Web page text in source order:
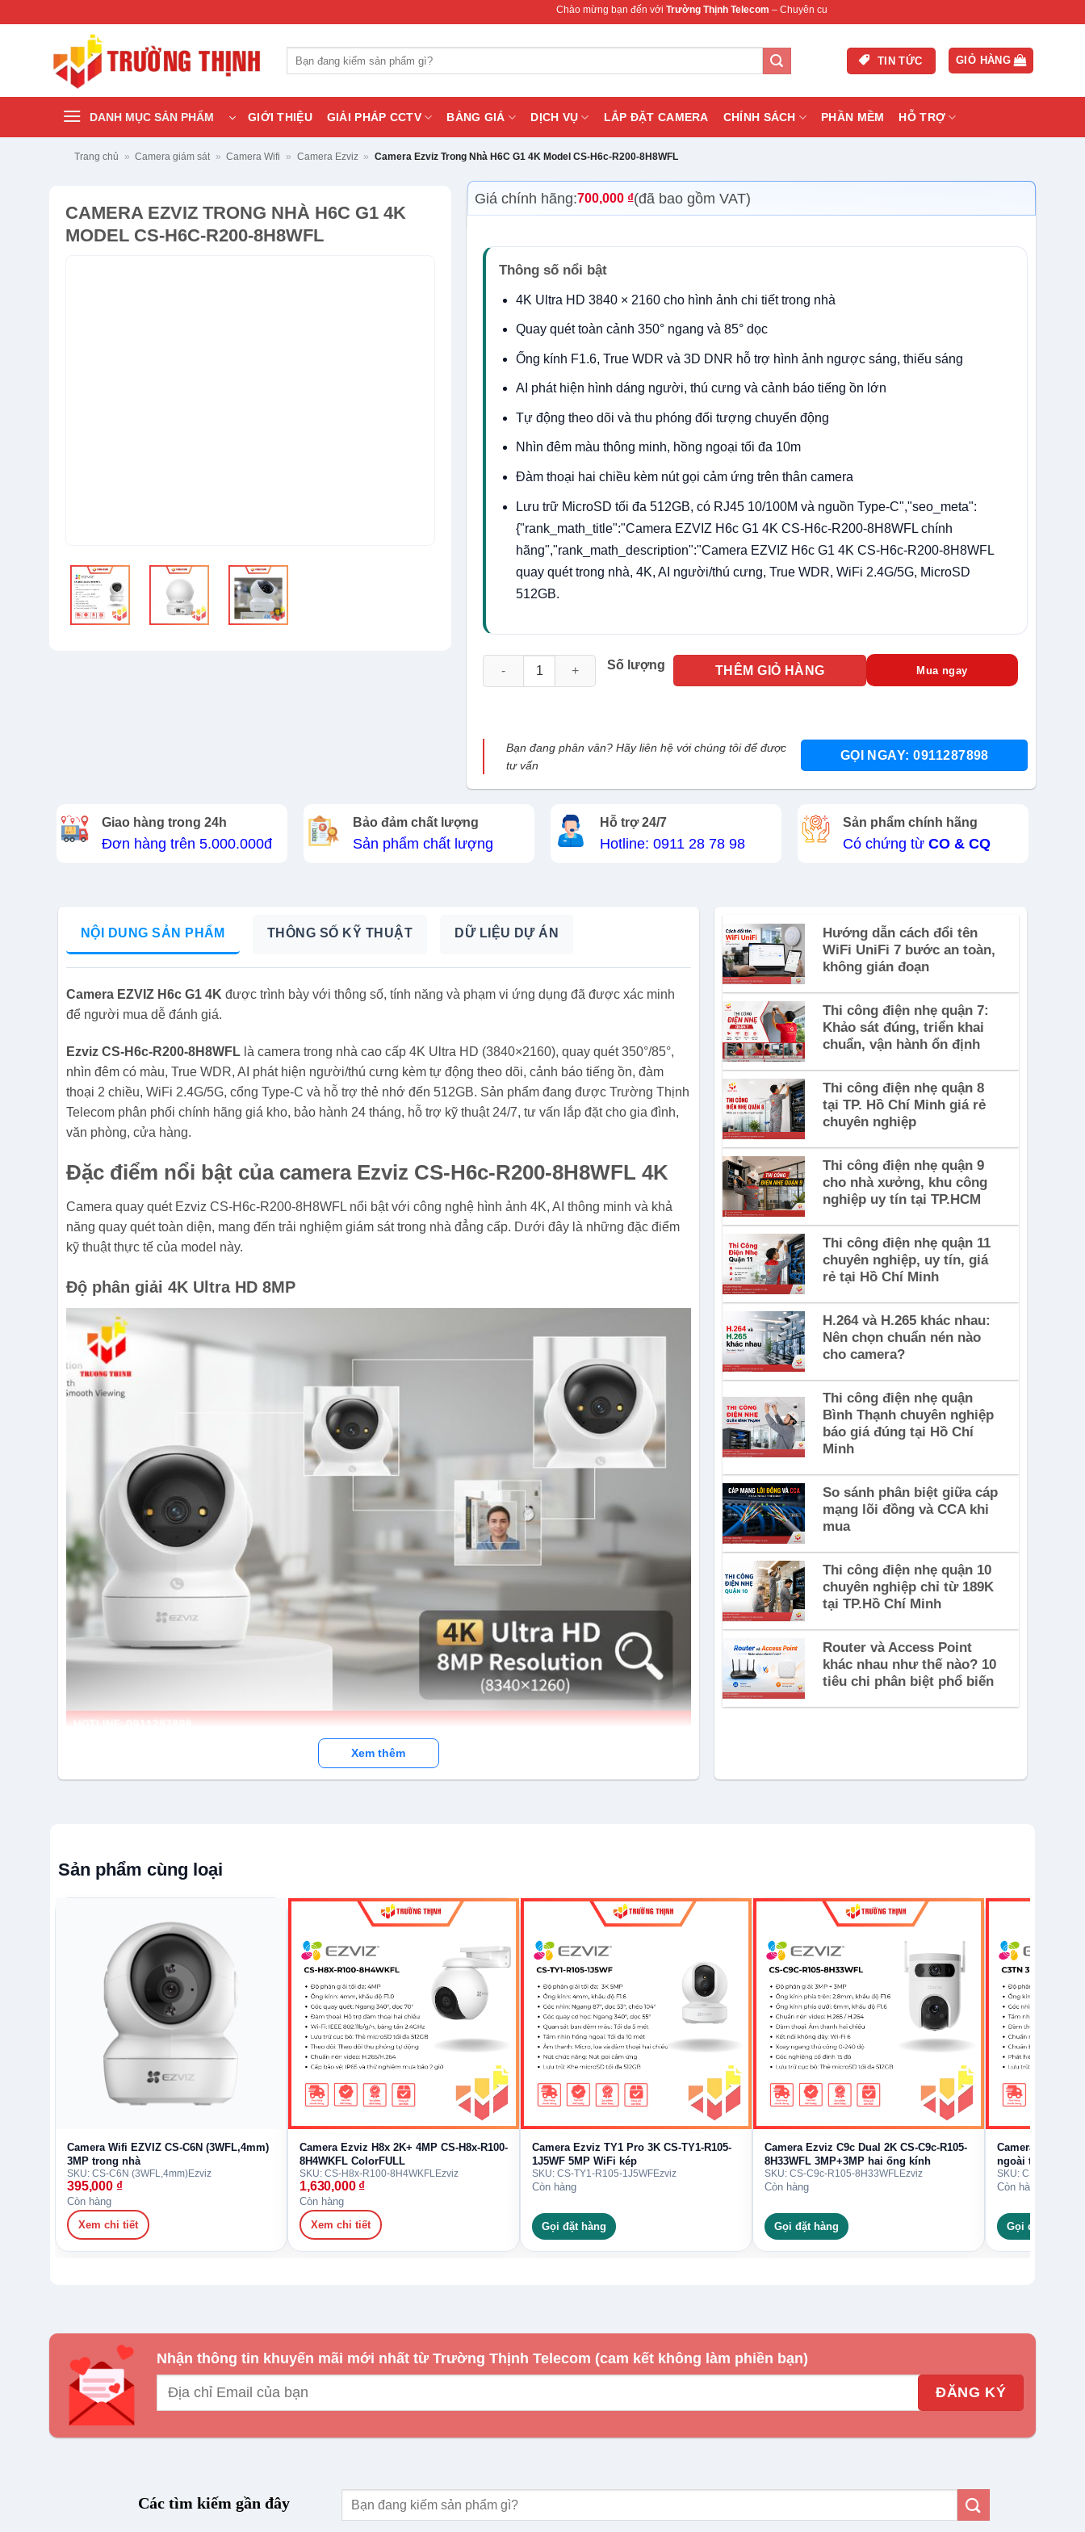
Chào mừng bạn đến vớiTrường Thịnh Telecom– Chuyên cung cấp thiết bị mạng & camera chính hãng, bảo hành , hỗ trợ nhanh.
kiếm:
TIN TỨC GIỎ HÀNG
DANH MỤC SẢN PHẨM GIỚI THIỆU GIẢI PHÁP CCTV BẢNG GIÁ DỊCH VỤ LẮP ĐẶT CAMERA CHÍNH SÁCH PHẦN MỀM HỖ TRỢ
Trang chủ » Camera giám sát » Camera Wifi » Camera Ezviz » Camera Ezviz Trong Nhà H6C G1 4K Model CS-H6c-R200-8H8WFL
CAMERA EZVIZ TRONG NHÀ H6C G1 4K
MODEL CS-H6C-R200-8H8WFL
Giá chính hãng:700,000 ₫(đã bao gồm VAT)
Thông số nổi bật
4K Ultra HD 3840 × 2160 cho hình ảnh chi tiết trong nhà
Quay quét toàn cảnh 350° ngang và 85° dọc
Ống kính F1.6, True WDR và 3D DNR hỗ trợ hình ảnh ngược sáng, thiếu sáng
AI phát hiện hình dáng người, thú cưng và cảnh báo tiếng ồn lớn
Tự động theo dõi và thu phóng đối tượng chuyển động
Nhìn đêm màu thông minh, hồng ngoại tối đa 10m
Đàm thoại hai chiều kèm nút gọi cảm ứng trên thân camera
Lưu trữ MicroSD tối đa 512GB, có RJ45 10/100M và nguồn Type-C","seo_meta":
{"rank_math_title":"Camera EZVIZ H6c G1 4K CS-H6c-R200-8H8WFL chính
hãng","rank_math_description":"Camera EZVIZ H6c G1 4K CS-H6c-R200-8H8WFL
quay quét trong nhà, 4K, AI người/thú cưng, True WDR, WiFi 2.4G/5G, MicroSD
512GB.
Số lượng
Camera Ezviz Trong Nhà H6C G1 4K Model CS-H6c-R200-8H8WFL số lượng
THÊM GIỎ HÀNG Mua ngay
Bạn đang phân vân? Hãy liên hệ với chúng tôi để được
tư vấn
GỌI NGAY: 0911287898
Giao hàng trong 24h
Đơn hàng trên 5.000.000đ
Bảo đảm chất lượng
Sản phẩm chất lượng
Hỗ trợ 24/7
Hotline: 0911 28 78 98
Sản phẩm chính hãng
Có chứng từ CO & CQ
NỘI DUNG SẢN PHẨM THÔNG SỐ KỸ THUẬT DỮ LIỆU DỰ ÁN
Camera EZVIZ H6c G1 4K được trình bày với thông số, tính năng và phạm vi ứng dụng đã được xác minh
để người mua dễ đánh giá.
Ezviz CS-H6c-R200-8H8WFLlà camera trong nhà cao cấp 4K Ultra HD (3840×2160), quay quét 350°/85°,
nhìn đêm có màu, True WDR, AI phát hiện người/thú cưng kèm tự động theo dõi, cảnh báo tiếng ồn, đàm
thoại 2 chiều, WiFi 2.4G/5G, cổng Type-C và hỗ trợ thẻ nhớ đến 512GB. Sản phẩm đang được Trường Thịnh
Telecom phân phối chính hãng giá kho, bảo hành 24 tháng, hỗ trợ kỹ thuật 24/7, tư vấn lắp đặt cho gia đình,
văn phòng, cửa hàng.
Đặc điểm nổi bật của camera Ezviz CS-H6c-R200-8H8WFL 4K
Camera quay quét Ezviz CS-H6c-R200-8H8WFL nổi bật với công nghệ hình ảnh 4K, AI thông minh và khả
năng quay quét toàn diện, mang đến trải nghiệm giám sát trong nhà đẳng cấp. Dưới đây là những đặc điểm
kỹ thuật thực tế của model này.​
Độ phân giải 4K Ultra HD 8MP
quét liên tục 8MP, cho độ chi tiết cao gấp 4 lần 1080p. Nhờ vậy, hình ảnh rõ nét hơn khi cần soi khuôn mặt,
chữ trên vật thể hoặc các chi tiết nhỏ trong phòng ở khoảng cách xa.
Trong quá trình xem từ xa, CS-H6c-R200-8H8WFL tự tối ưu tốc độ khung hình và bitrate theo băng thông
thực tế, giúp video giữ độ mượt và ổn định, hạn chế giật/đứng hình khi mạng yếu. Đây là lựa chọn phù hợp
nếu bạn ưu tiên chất lượng hình ảnh tối đa để theo dõi chi tiết.
Camera Ezviz CS-H6c-R200-8H8WFL Ống kính F1.6 tích hợp True WDR
Camera Ezviz CS-H6c-R200-8H8WFL Ống kính F1.6 tích hợp True WDR
Xem thêm
Hướng dẫn cách đổi tên
WiFi UniFi 7 bước an toàn,
không gián đoạn
Thi công điện nhẹ quận 7:
Khảo sát đúng, triển khai
chuẩn, vận hành ổn định
Thi công điện nhẹ quận 8
tại TP. Hồ Chí Minh giá rẻ
chuyên nghiệp
Thi công điện nhẹ quận 9
cho nhà xưởng, khu công
nghiệp uy tín tại TP.HCM
Thi công điện nhẹ quận 11
chuyên nghiệp, uy tín, giá
rẻ tại Hồ Chí Minh
H.264 và H.265 khác nhau:
Nên chọn chuẩn nén nào
cho camera?
Thi công điện nhẹ quận
Bình Thạnh chuyên nghiệp
báo giá đúng tại Hồ Chí
Minh
So sánh phân biệt giữa cáp
mạng lõi đồng và CCA khi
mua
Thi công điện nhẹ quận 10
chuyên nghiệp chỉ từ 189K
tại TP.Hồ Chí Minh
Router và Access Point
khác nhau như thế nào? 10
tiêu chi phân biệt phổ biến
Sản phẩm cùng loại
Camera Wifi EZVIZ CS-C6N (3WFL,4mm)
3MP trong nhà
SKU: CS-C6N (3WFL,4mm)Ezviz
395,000 ₫
Còn hàng
Xem chi tiết
Camera Ezviz H8x 2K+ 4MP CS-H8x-R100-
8H4WKFL ColorFULL
SKU: CS-H8x-R100-8H4WKFLEzviz
1,630,000 ₫
Còn hàng
Xem chi tiết
Camera Ezviz TY1 Pro 3K CS-TY1-R105-
1J5WF 5MP WiFi kép
SKU: CS-TY1-R105-1J5WFEzviz
Còn hàng
Gọi đặt hàng
Camera Ezviz C9c Dual 2K CS-C9c-R105-
8H33WFL 3MP+3MP hai ống kính
SKU: CS-C9c-R105-8H33WFLEzviz
Còn hàng
Gọi đặt hàng
Camera Ezviz
ngoài trời IP67
SKU: CS-C3TN
Còn hàng
Gọi đặt hàng
Nhận thông tin khuyến mãi mới nhất từ Trường Thịnh Telecom (cam kết không làm phiền bạn)
Các tìm kiếm gần đây
Tìm